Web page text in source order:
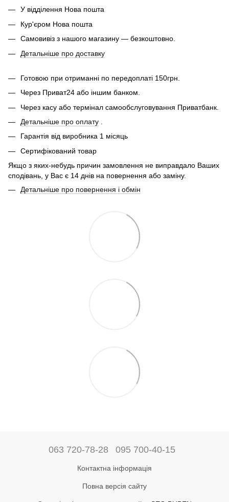
У відділення Нова пошта
Кур'єром Нова пошта
Самовивіз з нашого магазину — безкоштовно.
Детальніше про доставку
Готовою при отриманні по передоплаті 150грн.
Через Приват24 або іншим банком.
Через касу або термінал самообслуговування Приватбанк.
Детальніше про оплату
Гарантія від виробника 1 місяць
Сертифікований товар
Якщо з яких-небудь причин замовлення не виправдало Ваших
сподівань, у Вас є 14 днів на повернення або заміну.
Детальніше про повернення і обмін
063 720-78-28 095 700-40-15
Контактна інформація
Повна версія сайту